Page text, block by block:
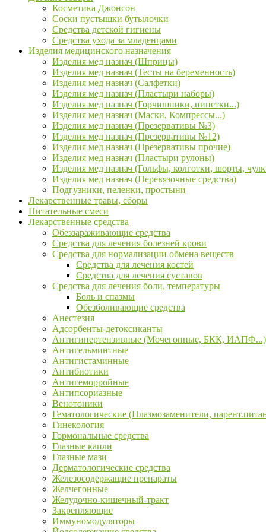
Косметика Джонсон
Соски пустышки бутылочки
Средства детской гигиены
Средства ухода за младенцами
Изделия медицинского назначения
Изделия мед назнач (Шприцы)
Изделия мед назнач (Тесты на беременность)
Изделия мед назнач (Салфетки)
Изделия мед назнач (Пластыри наборы)
Изделия мед назнач (Горчишники, пипетки...)
Изделия мед назнач (Маски, Компрессы...)
Изделия мед назнач (Презервативы №3)
Изделия мед назнач (Презервативы №12)
Изделия мед назнач (Презервативы прочие)
Изделия мед назнач (Пластыри рулоны)
Изделия мед назнач (Гольфы, колготки, шорты,
Изделия мед назнач (Перевязочные средства)
Подгузники, пеленки, простыни
Лекарственные травы, сборы
Питательные смеси
Лекарственные средства
Обеззараживающие средства
Средства для лечения болезней крови
Средства для нормализации обмена веществ
Средства для лечения костей
Средства для лечения суставов
Средства для лечения боли, температуры
Боль и спазмы
Обезболивающие средства
Анестезия
Адсорбенты-детоксиканты
Антигипертензивные (Мочегонные, БКК, ИАПФ...)
Антигельминтные
Антигистаминные
Антибиотики
Антигеморройные
Антипсориазные
Венотоники
Гематологические (Плазмозаменители,
Гинекология
Гормональные средства
Глазные капли
Глазные мази
Дерматологические средства
Железосодержащие препараты
Желчегонные
Желудочно-кишечный-тракт
Закрепляющие
Иммуномодуляторы